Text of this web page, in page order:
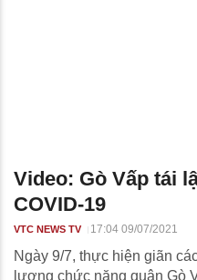
Video: Gò Vấp tái
COVID-19
VTC NEWS TV 17:04 09/07/2021
Ngày 9/7, thực hiện giãn
lượng chức năng quận Gò